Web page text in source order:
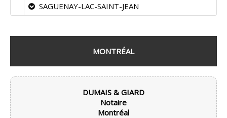
SAGUENAY-LAC-SAINT-JEAN
MONTRÉAL
DUMAIS & GIARD
Notaire
Montréal